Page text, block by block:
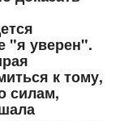
"я уверен".
к тому,
силам,